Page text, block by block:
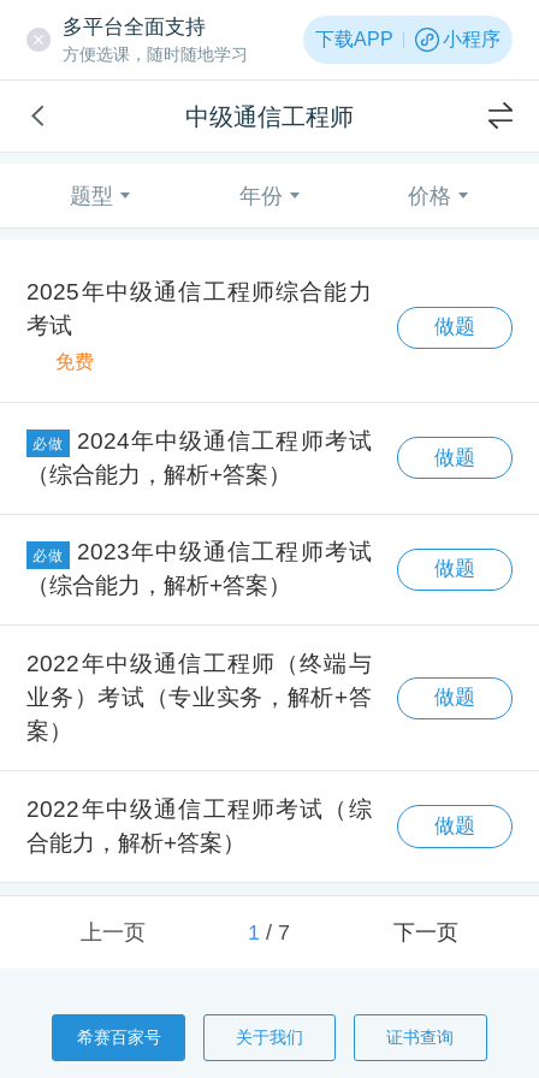
多平台全面支持
方便选课，随时随地学习
下载APP 小程序
中级通信工程师
题型 年份 价格
2025年中级通信工程师综合能力
考试
免费
做题
必做
2024年中级通信工程师考试
（综合能力，解析+答案）
做题
必做
2023年中级通信工程师考试
（综合能力，解析+答案）
做题
2022年中级通信工程师（终端与
业务）考试（专业实务，解析+答
案）
做题
2022年中级通信工程师考试（综
合能力，解析+答案）
做题
上一页 1/ 7 下一页
希赛百家号 关于我们 证书查询